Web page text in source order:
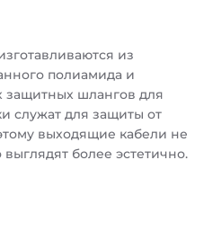
из
полиамида и
защитных шлангов для
служат для защиты от
выходящие кабели не
более эстетично.